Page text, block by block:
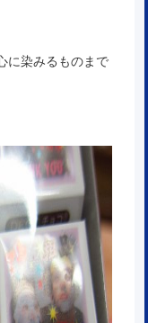
に染みるものまで